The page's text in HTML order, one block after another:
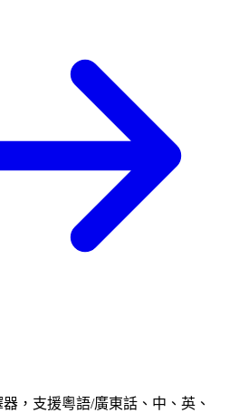
，支援粵語/廣東話、中、英、